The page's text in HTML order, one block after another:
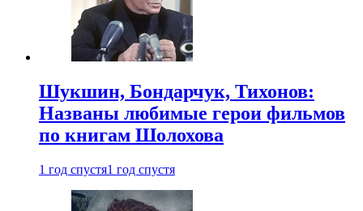
Шукшин, Бондарчук, Тихонов:
Названы любимые герои фильмов
по книгам Шолохова
1 год спустя1 год спустя